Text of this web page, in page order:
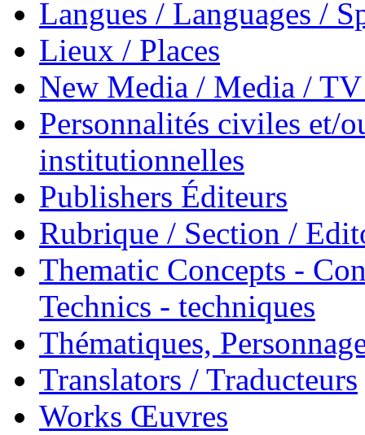
Langues / Languages /
Lieux / Places
New Media / Media /
Personnalités civiles et/
institutionnelles
Publishers Éditeurs
Rubrique / Section /
Thematic Concepts -
Technics - techniques
Thématiques,
Translators / Traducteurs
Works Œuvres